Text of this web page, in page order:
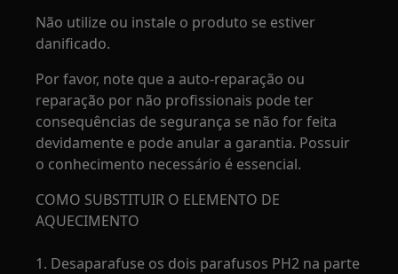
Não utilize ou instale o produto se estiver
danificado.
Por favor, note que a auto-reparação ou
reparação por não profissionais pode ter
consequências de segurança se não for feita
devidamente e pode anular a garantia. Possuir
o conhecimento necessário é essencial.
COMO SUBSTITUIR O ELEMENTO DE
AQUECIMENTO
1. Desaparafuse os dois parafusos PH2 na parte